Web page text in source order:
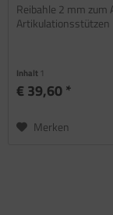
Reibahle 2 mm zum
Artikulationsstützen
Inhalt 1
€ 39,60 *
Merken